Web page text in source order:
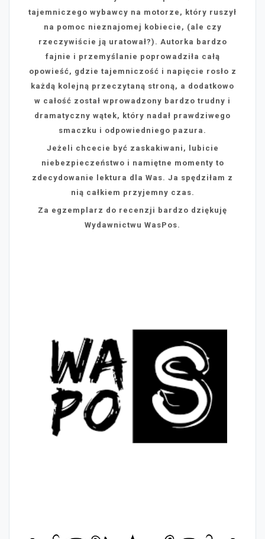
tajemniczego wybawcy na motorze, który ruszył
na pomoc nieznajomej kobiecie, (ale czy
rzeczywiście ją uratował?). Autorka bardzo
fajnie i przemyślanie poprowadziła całą
opowieść, gdzie tajemniczość i napięcie rosło z
każdą kolejną przeczytaną stroną, a dodatkowo
w całość został wprowadzony bardzo trudny i
dramatyczny wątek, który nadał prawdziwego
smaczku i odpowiedniego pazura.
Jeżeli chcecie być zaskakiwani, lubicie
niebezpieczeństwo i namiętne momenty to
zdecydowanie lektura dla Was. Ja spędziłam z
nią całkiem przyjemny czas.
Za egzemplarz do recenzji bardzo dziękuję
Wydawnictwu WasPos.